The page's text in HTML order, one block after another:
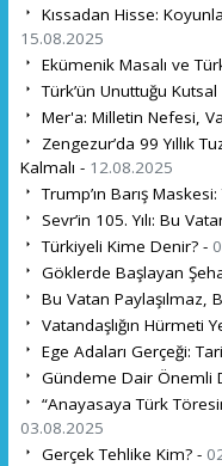
Kıssadan Hisse:
15.08.2025
Ekümenik Masalı ve
Türk’ün Unuttuğu
Mer'a: Milletin Nefesi,
Zengezur’da 99 Yıllık
Kalmalı - 12.08.2025
Trump’ın Barış
Sevr’in 105. Yılı: Bu
Türkiyeli Kime Denir? -
Göklerde Başlayan
Bu Vatan Paylaşılmaz,
Vatandaşlığın Hürmeti
Ege Adaları Gerçeği:
Gündeme Dair Önemli
“Anayasaya Türk
03.08.2025
Gerçek Tehlike Kim? -